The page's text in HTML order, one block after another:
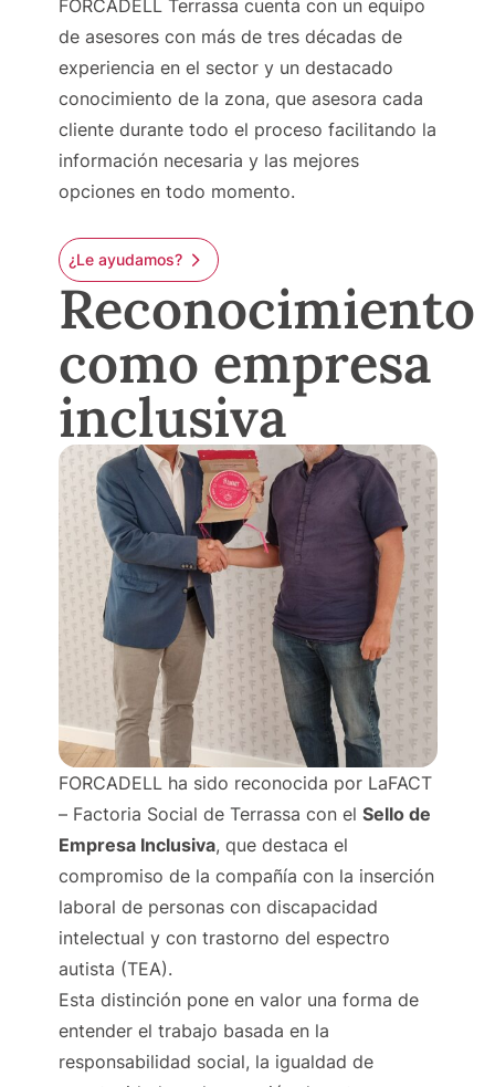
FORCADELL Terrassa cuenta con un equipo
de asesores con más de tres décadas de
experiencia en el sector y un destacado
conocimiento de la zona, que asesora cada
cliente durante todo el proceso facilitando la
información necesaria y las mejores
opciones en todo momento.
¿Le ayudamos?
Reconocimiento
como empresa
inclusiva
FORCADELL ha sido reconocida por LaFACT
– Factoria Social de Terrassa con el Sello de
Empresa Inclusiva, que destaca el
compromiso de la compañía con la inserción
laboral de personas con discapacidad
intelectual y con trastorno del espectro
autista (TEA).
Esta distinción pone en valor una forma de
entender el trabajo basada en la
responsabilidad social, la igualdad de